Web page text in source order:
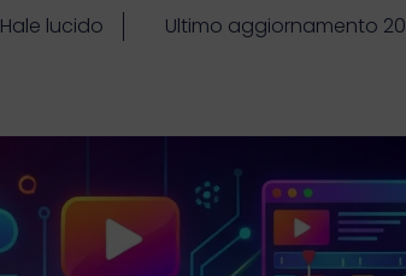
Hale lucido Ultimo aggiornamento